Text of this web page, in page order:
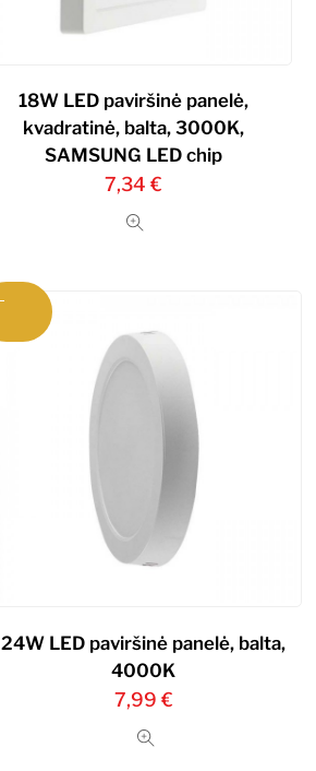
18W LED paviršinė panelė,
kvadratinė, balta, 3000K,
SAMSUNG LED chip
7,34 €
24W LED paviršinė panelė, balta,
4000K
7,99 €